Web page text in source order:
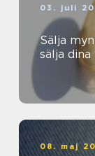
03. juli
Sälja
sälja
08. maj